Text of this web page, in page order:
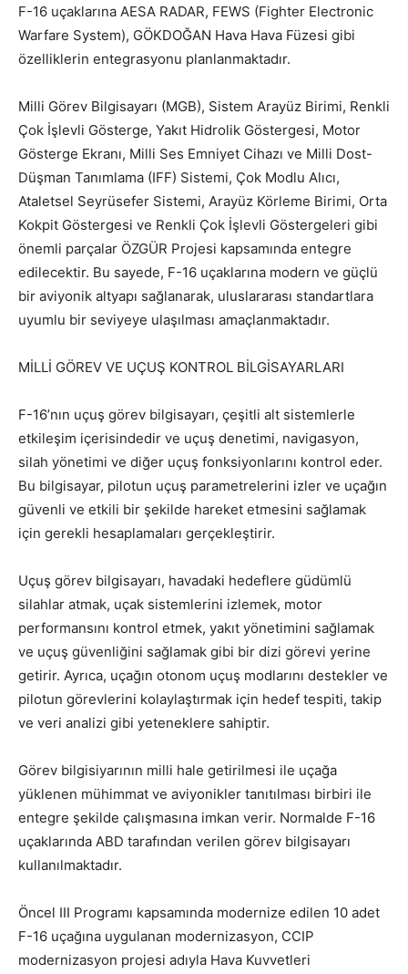
F-16 uçaklarına AESA RADAR, FEWS (Fighter Electronic
Warfare System), GÖKDOĞAN Hava Hava Füzesi gibi
özelliklerin entegrasyonu planlanmaktadır.
Milli Görev Bilgisayarı (MGB), Sistem Arayüz Birimi, Renkli
Çok İşlevli Gösterge, Yakıt Hidrolik Göstergesi, Motor
Gösterge Ekranı, Milli Ses Emniyet Cihazı ve Milli Dost-
Düşman Tanımlama (IFF) Sistemi, Çok Modlu Alıcı,
Ataletsel Seyrüsefer Sistemi, Arayüz Körleme Birimi, Orta
Kokpit Göstergesi ve Renkli Çok İşlevli Göstergeleri gibi
önemli parçalar ÖZGÜR Projesi kapsamında entegre
edilecektir. Bu sayede, F-16 uçaklarına modern ve güçlü
bir aviyonik altyapı sağlanarak, uluslararası standartlara
uyumlu bir seviyeye ulaşılması amaçlanmaktadır.
MİLLİ GÖREV VE UÇUŞ KONTROL BİLGİSAYARLARI
F-16’nın uçuş görev bilgisayarı, çeşitli alt sistemlerle
etkileşim içerisindedir ve uçuş denetimi, navigasyon,
silah yönetimi ve diğer uçuş fonksiyonlarını kontrol eder.
Bu bilgisayar, pilotun uçuş parametrelerini izler ve uçağın
güvenli ve etkili bir şekilde hareket etmesini sağlamak
için gerekli hesaplamaları gerçekleştirir.
Uçuş görev bilgisayarı, havadaki hedeflere güdümlü
silahlar atmak, uçak sistemlerini izlemek, motor
performansını kontrol etmek, yakıt yönetimini sağlamak
ve uçuş güvenliğini sağlamak gibi bir dizi görevi yerine
getirir. Ayrıca, uçağın otonom uçuş modlarını destekler ve
pilotun görevlerini kolaylaştırmak için hedef tespiti, takip
ve veri analizi gibi yeteneklere sahiptir.
Görev bilgisiyarının milli hale getirilmesi ile uçağa
yüklenen mühimmat ve aviyonikler tanıtılması birbiri ile
entegre şekilde çalışmasına imkan verir. Normalde F-16
uçaklarında ABD tarafından verilen görev bilgisayarı
kullanılmaktadır.
Öncel III Programı kapsamında modernize edilen 10 adet
F-16 uçağına uygulanan modernizasyon, CCIP
modernizasyon projesi adıyla Hava Kuvvetleri